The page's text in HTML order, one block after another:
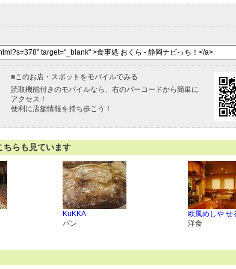
■このお店・スポットをモバイルでみる
読取機能付きのモバイルなら、右のバーコードから簡単に
アクセス！
便利に店舗情報を持ち歩こう！
ちらも見ています
KuKKA
パン
欧風めしや せ
洋食